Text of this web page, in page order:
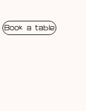
Book a table